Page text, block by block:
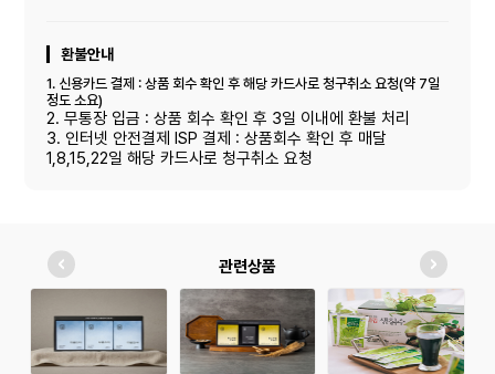
환불안내
1. 신용카드 결제 : 상품 회수 확인 후 해당 카드사로 청구취소 요청(약 7일
정도 소요)
2. 무통장 입금 : 상품 회수 확인 후 3일 이내에 환불 처리
3. 인터넷 안전결제 ISP 결제 : 상품회수 확인 후 매달
1,8,15,22일 해당 카드사로 청구취소 요청
관련상품